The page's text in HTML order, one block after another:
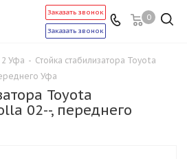
0
Заказать звонок
Заказать звонок
2 Уфа - Стойка стабилизатора Toyota
Уфа
Toyota
02--, переднего